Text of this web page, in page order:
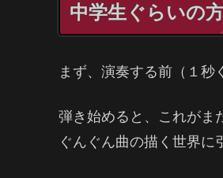
中学生ぐらいの
まず、演奏する前（１秒
弾き始めると、これがま
ぐんぐん曲の描く世界に